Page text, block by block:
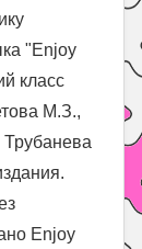
"Enjoy
класс
М.З.,
Enjoy